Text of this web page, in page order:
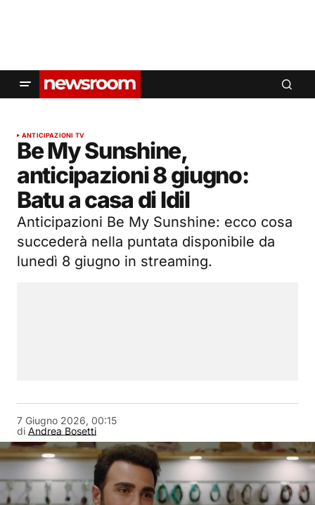
ANTICIPAZIONI TV
Be My Sunshine,
anticipazioni 8 giugno:
Batu a casa di Idil
Anticipazioni Be My Sunshine: ecco cosa
succederà nella puntata disponibile da
lunedì 8 giugno in streaming.
di Andrea Bosetti
7 Giugno 2026, 00:15